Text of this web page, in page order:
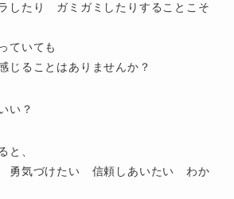
したり ガミガミしたりすることこそ
ていても
じることはありませんか？
い？
と、
勇気づけたい 信頼しあいたい わか